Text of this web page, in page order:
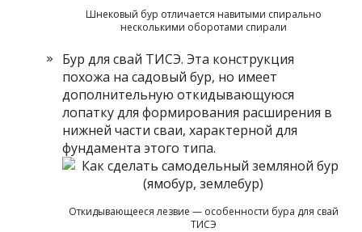
Шнековый бур отличается навитыми спирально
несколькими оборотами спирали
Бур для свай ТИСЭ. Эта конструкция
похожа на садовый бур, но имеет
дополнительную откидывающуюся
лопатку для формирования расширения в
нижней части сваи, характерной для
фундамента этого типа.
Откидывающееся лезвие — особенности бура для свай
ТИСЭ